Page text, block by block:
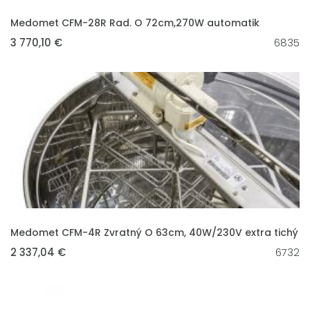
VLOŽIT DO KOŠÍKU
Medomet CFM-28R Rad. O 72cm,270W automatik
3 770,10 € 6835
VLOŽIT DO KOŠÍKU
Medomet CFM-4R Zvratný O 63cm, 40W/230V extra tichý
2 337,04 € 6732